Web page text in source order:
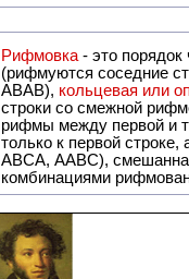
Рифмовка - это
(рифмуются соседние
ABAB), кольцевая или
строки со смежной
рифмы между первой и
только к первой
ABCA, AABC), смешанная или вольная рифмовка (рифмовка в сложных строфах с различными
комбинациями